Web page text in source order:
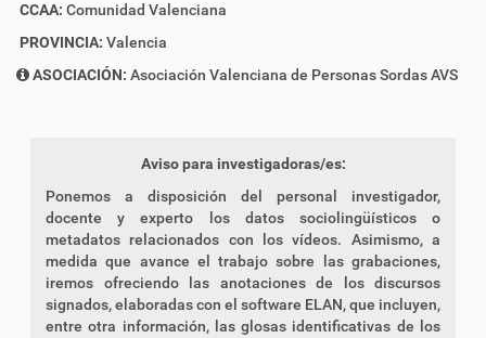
CCAA: Comunidad Valenciana
PROVINCIA: Valencia
ASOCIACIÓN: Asociación Valenciana de Personas Sordas AVS
Aviso para investigadoras/es:
Ponemos a disposición del personal investigador,
docente y experto los datos sociolingüísticos o
metadatos relacionados con los vídeos. Asimismo, a
medida que avance el trabajo sobre las grabaciones,
iremos ofreciendo las anotaciones de los discursos
signados, elaboradas con el software ELAN, que incluyen,
entre otra información, las glosas identificativas de los